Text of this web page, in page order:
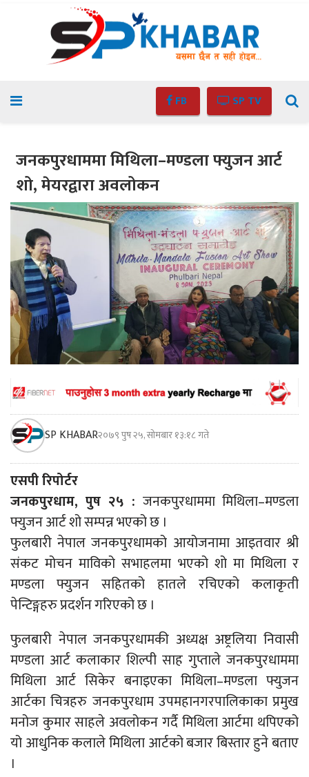
FB SP TV
जनकपुरधाममा मिथिला–मण्डला फ्युजन आर्ट
शो, मेयरद्वारा अवलोकन
SP KHABAR२०७९ पुष २५, सोमबार १३:१८ गते
एसपी रिपोर्टर
जनकपुरधाम, पुष २५ : जनकपुरधाममा मिथिला–मण्डला
फ्युजन आर्ट शो सम्पन्न भएको छ ।
फुलबारी नेपाल जनकपुरधामको आयोजनामा आइतवार श्री
संकट मोचन माविको सभाहलमा भएको शो मा मिथिला र
मण्डला फ्युजन सहितको हातले रचिएको कलाकृती
पेन्टिङ्गहरु प्रदर्शन गरिएको छ ।
फुलबारी नेपाल जनकपुरधामकी अध्यक्ष अष्ट्रलिया निवासी
मण्डला आर्ट कलाकार शिल्पी साह गुप्ताले जनकपुरधाममा
मिथिला आर्ट सिकेर बनाइएका मिथिला–मण्डला फ्युजन
आर्टका चित्रहरु जनकपुरधाम उपमहानगरपालिकाका प्रमुख
मनोज कुमार साहले अवलोकन गर्दै मिथिला आर्टमा थपिएको
यो आधुनिक कलाले मिथिला आर्टको बजार बिस्तार हुने बताए
।